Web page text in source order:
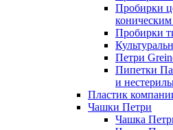
Пробирки
Пробирки
Петри
Пипетки
и
Пластик
Чашки Петри
Чашка